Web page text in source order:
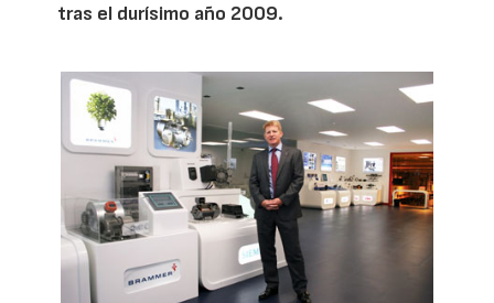
tras el durísimo año 2009.